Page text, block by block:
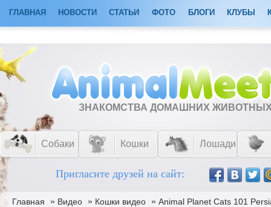
ГЛАВНАЯ НОВОСТИ СТАТЬИ ФОТО БЛОГИ КЛУБЫ
ЗНАКОМСТВА ДОМАШНИХ
Собаки Кошки Лошади
Пригласите друзей на сайт:
Главная » Видео » Кошки видео » Animal Planet Cats 101